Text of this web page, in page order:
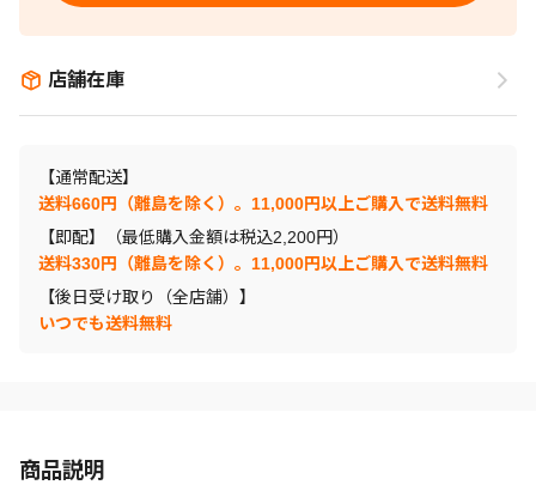
店舗在庫
【通常配送】
送料660円（離島を除く）。11,000円以上ご購入で送料無料
【即配】（最低購入金額は税込2,200円）
送料330円（離島を除く）。11,000円以上ご購入で送料無料
【後日受け取り（全店舗）】
いつでも送料無料
商品説明